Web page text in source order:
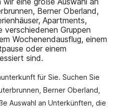
Berner Oberland,
Apartments,
verschiedenen Gruppen
Wochenendausflug, einem
oder einem
sind.
für Sie. Suchen Sie
Berner Oberland,
Auswahl an Unterkünften, die